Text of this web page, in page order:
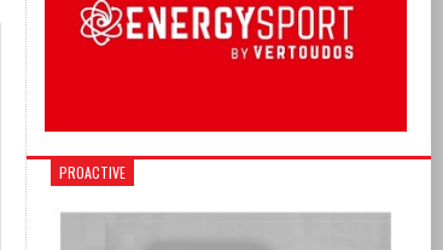
PROACTIVE